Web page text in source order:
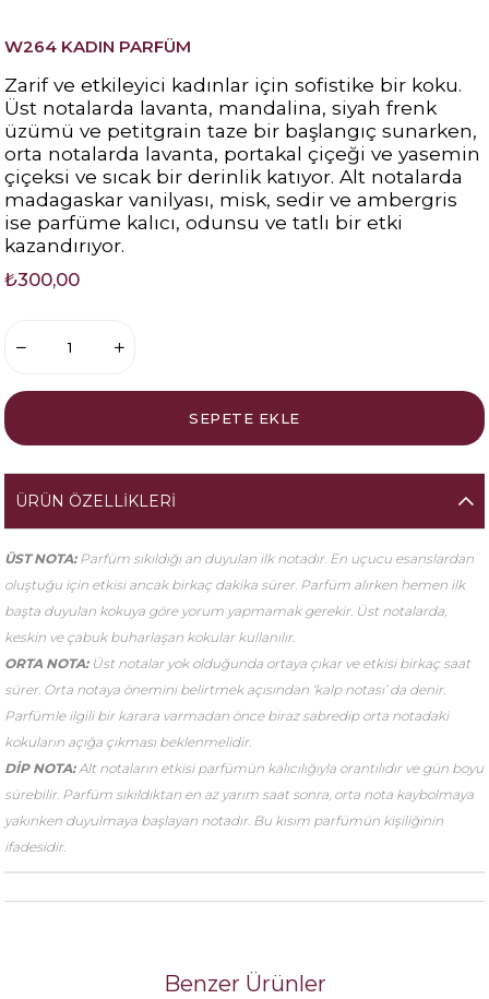
W264 KADIN PARFÜM
Zarif ve etkileyici kadınlar için sofistike bir koku.
Üst notalarda lavanta, mandalina, siyah frenk
üzümü ve petitgrain taze bir başlangıç sunarken,
orta notalarda lavanta, portakal çiçeği ve yasemin
çiçeksi ve sıcak bir derinlik katıyor. Alt notalarda
madagaskar vanilyası, misk, sedir ve ambergris
ise parfüme kalıcı, odunsu ve tatlı bir etki
kazandırıyor.
₺300,00
ÜRÜN ÖZELLIKLERI
ÜST NOTA:Parfüm sıkıldığı an duyulan ilk notadır. En uçucu esanslardan
oluştuğu için etkisi ancak birkaç dakika sürer. Parfüm alırken hemen ilk
başta duyulan kokuya göre yorum yapmamak gerekir. Üst notalarda,
keskin ve çabuk buharlaşan kokular kullanılır.
ORTA NOTA: Üst notalar yok olduğunda ortaya çıkar ve etkisi birkaç saat
sürer. Orta notaya önemini belirtmek açısından ‘kalp notası’ da denir.
Parfümle ilgili bir karara varmadan önce biraz sabredip orta notadaki
kokuların açığa çıkması beklenmelidir.
DİP NOTA:Alt notaların etkisi parfümün kalıcılığıyla orantılıdır ve gün boyu
sürebilir. Parfüm sıkıldıktan en az yarım saat sonra, orta nota kaybolmaya
yakınken duyulmaya başlayan notadır. Bu kısım parfümün kişiliğinin
ifadesidir.
Benzer Ürünler